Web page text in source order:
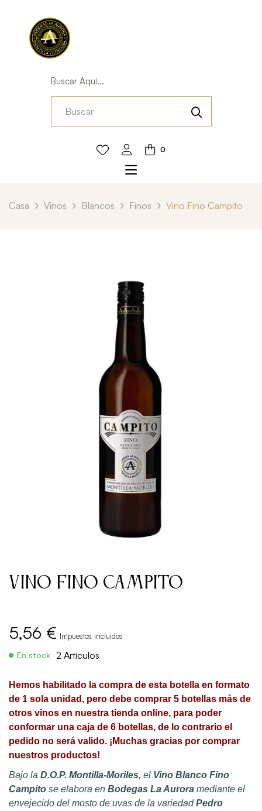
Buscar Aquí...
0
Casa Vinos Blancos Finos Vino Fino Campito
Vino Fino Campito
5,56 € Impuestos incluidos
En stock 2 Artículos
Hemos habilitado la compra de esta botella en formato
de 1 sola unidad, pero debe comprar 5 botellas más de
otros vinos en nuestra tienda online, para poder
conformar una caja de 6 botellas, de lo contrario el
pedido no será valido. ¡Muchas gracias por comprar
nuestros productos!
Bajo la D.O.P. Montilla-Moriles, el Vino Blanco Fino
Campito se elabora en Bodegas La Aurora mediante el
envejecido del mosto de uvas de la variedadPedro